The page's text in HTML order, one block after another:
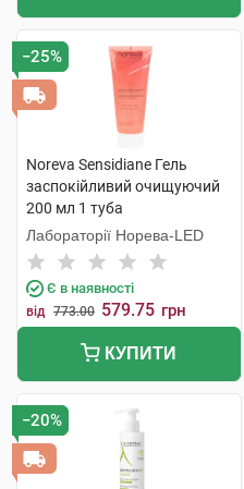
−25%
Noreva Sensidiane Гель
заспокійливий очищуючий
200 мл 1 туба
Лабораторії Норева-LED
Є в наявності
від 773.00 579.75 грн
КУПИТИ
−20%